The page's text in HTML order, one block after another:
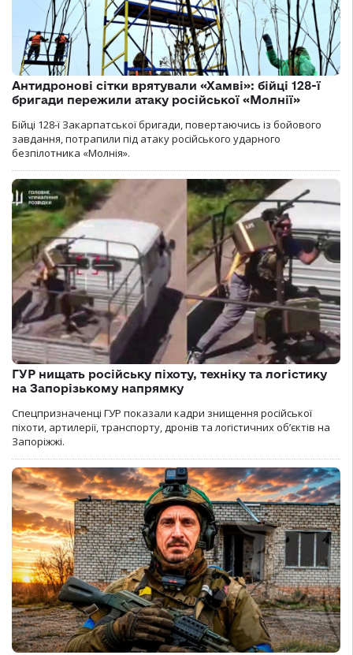
Антидронові сітки врятували «Хамві»: бійці 128-ї
бригади пережили атаку російської «Молнії»
Бійці 128-ї Закарпатської бригади, повертаючись із бойового
завдання, потрапили під атаку російського ударного
безпілотника «Молнія».
ГУР нищать російську піхоту, техніку та логістику
на Запорізькому напрямку
Спецпризначенці ГУР показали кадри знищення російської
піхоти, артилерії, транспорту, дронів та логістичних об’єктів на
Запоріжжі.